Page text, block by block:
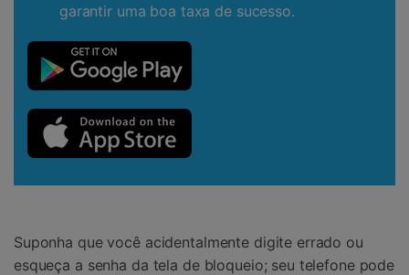
garantir uma boa taxa de sucesso.
Suponha que você acidentalmente digite errado ou
esqueça a senha da tela de bloqueio; seu telefone pode